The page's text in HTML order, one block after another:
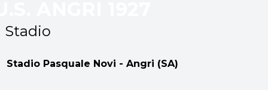
Stadio
Stadio Pasquale Novi - Angri (SA)